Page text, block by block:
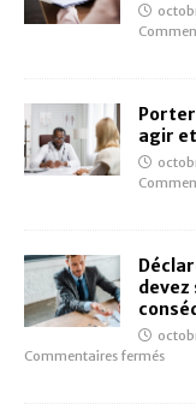
agir
devez
Commentaires fermés